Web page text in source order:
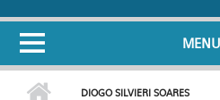
MENU
DIOGO SILVIERI SOARES